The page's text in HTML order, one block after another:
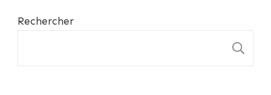
Rechercher